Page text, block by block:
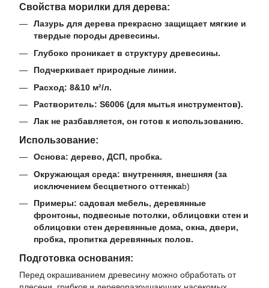
Свойства морилки для дерева:
Лазурь для дерева прекрасно защищает мягкие и
твердые породы древесины.
Глубоко проникает в структуру древесины.
Подчеркивает природные линии.
Расход: 8&10 м²/л.
Растворитель: S6006 (для мытья инструментов).
Лак не разбавляется, он готов к использованию.
Использование:
Основа: дерево, ДСП, пробка.
Окружающая среда: внутренняя, внешняя (за
исключением бесцветного оттенкаb)
Примеры: садовая мебель, деревянные
фронтоны, подвесные потолки, облицовки стен и
облицовки стен деревянные дома, окна, двери,
пробка, пропитка деревянных полов.
Подготовка основания:
Перед окрашиванием древесину можно обработать от